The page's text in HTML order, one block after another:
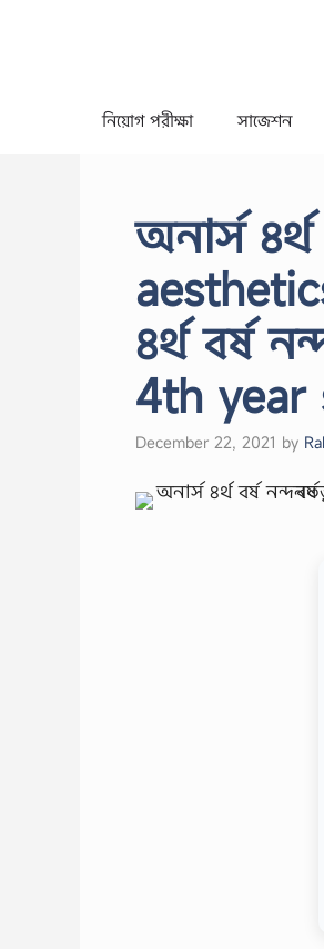
নিয়োগ পরীক্ষা সাজেশন
অনার্স
৪র্থ বর্ষ
4th year
December 22, 2021 by